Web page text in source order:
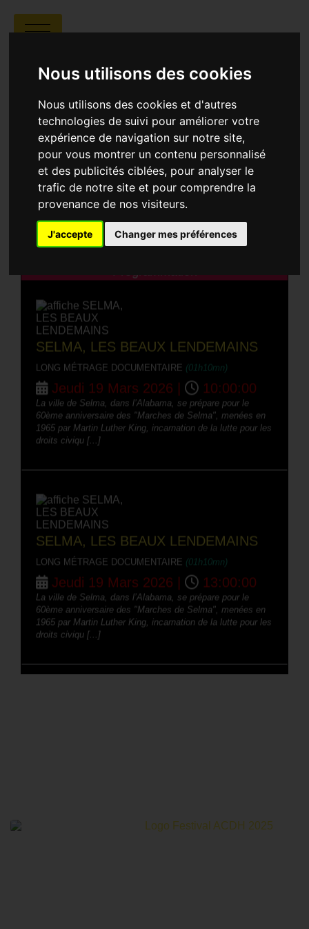
Nous utilisons des cookies
Nous utilisons des cookies et d'autres
technologies de suivi pour améliorer votre
expérience de navigation sur notre site,
pour vous montrer un contenu personnalisé
et des publicités ciblées, pour analyser le
trafic de notre site et pour comprendre la
provenance de nos visiteurs.
J'accepte Changer mes préférences
LYCÉE JOLIOT-CURIE
Lycée Joliot-Curie
4 Avenue des Goums
- Aubagne
SELMA, LES BEAUX LENDEMAINS
LONG MÉTRAGE DOCUMENTAIRE (01h10mn)
Jeudi 19 Mars 2026 | 10:00:00
La ville de Selma, dans l’Alabama, se prépare pour le
60ème anniversaire des "Marches de Selma", menées en
1965 par Martin Luther King, incarnation de la lutte pour les
droits civiqu [...]
SELMA, LES BEAUX LENDEMAINS
LONG MÉTRAGE DOCUMENTAIRE (01h10mn)
Jeudi 19 Mars 2026 | 13:00:00
La ville de Selma, dans l’Alabama, se prépare pour le
60ème anniversaire des "Marches de Selma", menées en
1965 par Martin Luther King, incarnation de la lutte pour les
droits civiqu [...]